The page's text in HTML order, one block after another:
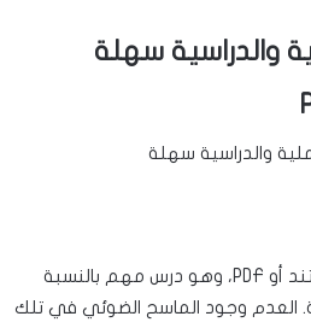
غالبًا ما نجد أنفسنا في موقف مهني أو أكاديمي أو عملي … أمام مستند أو PDF، وهو درس مهم بالنسبة
العدم وجود الماسح الضوئي في تلك